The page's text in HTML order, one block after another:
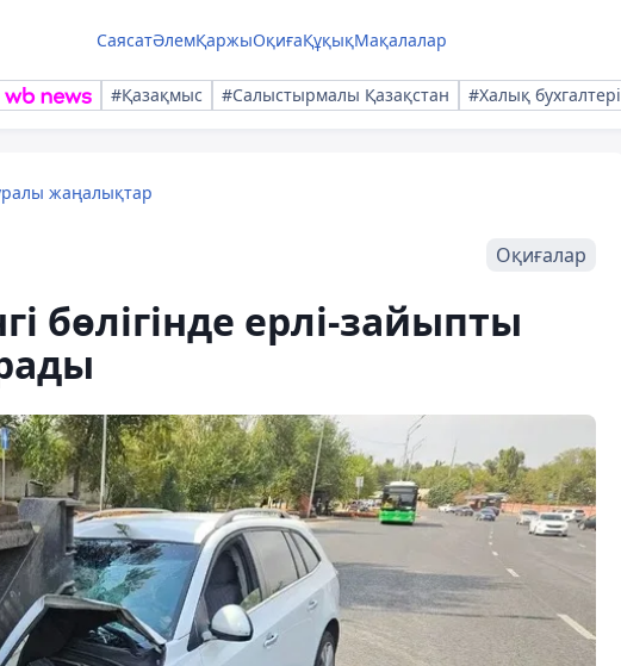
СаясатӘлемҚаржыОқиғаҚұқықМақалалар
#Қазақмыс #Салыстырмалы Қазақстан #Халық бухгалтері
жаңалықтар
Оқиғалар
бөлігінде ерлі-зайыпты